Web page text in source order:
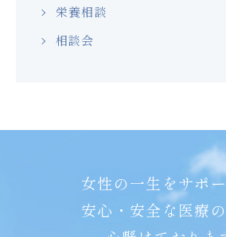
栄養相談
相談会
女性の一生をサポ
安心・安全な医療